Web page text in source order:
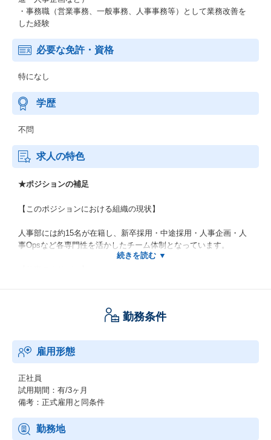
・事務職（営業事務、一般事務、人事事務等）として業務改善を
した経験
必要な免許・資格
特になし
学歴
不問
求人の特色
★ポジションの補足
【このポジションにおける組織の現状】
人事部には約15名が在籍し、新卒採用・中途採用・人事企画・人
事Opsなど各専門性を活かしたチーム体制となっています。
ェーズで、自身の経験を活かしながら企画～施策実行までを一気
アをつくる。」を掲げ、人材への投資を惜しまない企業でHR文脈
の挑戦が可能です。
勤務条件
雇用形態
正社員
試用期間：有/3ヶ月
備考：正式雇用と同条件
勤務地